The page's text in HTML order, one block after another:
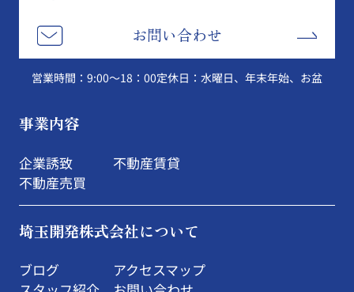
お問い合わせ
営業時間：9:00～18：00定休日：水曜日、年末年始、お盆
事業内容
企業誘致
不動産売買
不動産賃貸
埼玉開発株式会社について
ブログ
アクセスマップ